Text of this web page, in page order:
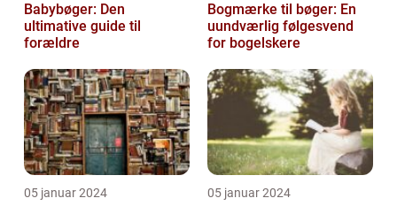
Babybøger: Den
ultimative guide til
forældre
Bogmærke til bøger: En
uundværlig følgesvend
for bogelskere
05 januar 2024 05 januar 2024